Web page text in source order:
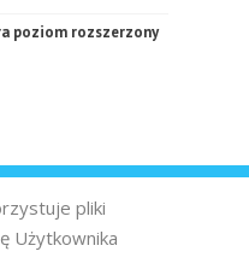
poziom rozszerzony
pliki
Użytkownika